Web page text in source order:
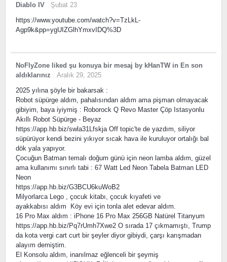
Diablo IV
Şubat 23
https://www.youtube.com/watch?v=TzLkL-
Agp9k&pp=ygUIZGlhYmxvIDQ%3D
NoFlyZone liked şu konuya bir mesaj by kHanTW in En son
aldıklarınız
Aralık 29, 2025
2025 yılına şöyle bir bakarsak :
Robot süpürge aldım, pahalısından aldım ama pişman olmayacak
gibiyim, baya iyiymiş : Roborock Q Revo Master Çöp Istasyonlu
Akıllı Robot Süpürge - Beyaz
https://app.hb.biz/swla31Lfskja Off topic'te de yazdım, siliyor
süpürüyor kendi bezini yıkıyor sıcak hava ile kuruluyor ortalığı bal
dök yala yapıyor.
Çocuğun Batman temalı doğum günü için neon lamba aldım, güzel
ama kullanımı sınırlı tabi : 67 Watt Led Neon Tabela Batman LED
Neon
https://app.hb.biz/G3BCU6kuWoB2
Milyorlarca Lego , çocuk kitabı, çocuk kıyafeti ve
ayakkabısı aldım Köy evi için tonla alet edevar aldım.
16 Pro Max aldım : iPhone 16 Pro Max 256GB Natürel Titanyum
https://app.hb.biz/Pq7rUmh7Xwe2 O sırada 17 çıkmamıştı, Trump
da kota vergi cart curt bir şeyler diyor gibiydi, çarşı karışmadan
alayım demiştim.
El Konsolu aldım, inanılmaz eğlenceli bir şeymiş